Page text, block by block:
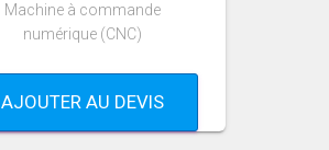
Machine à commande
numérique (CNC)
AJOUTER AU DEVIS